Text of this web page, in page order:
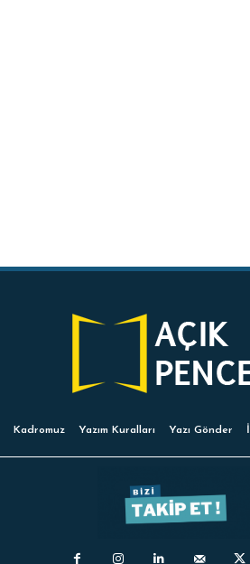
Kadromuz Yazım Kuralları Yazı Gönder